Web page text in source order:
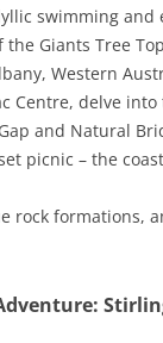
swimming
Giants Tree
Western
Centre, delve
and Natural
picnic – the
rock formations,